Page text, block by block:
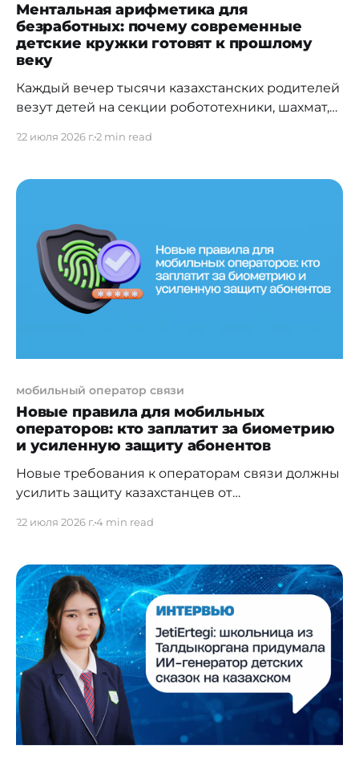
Ментальная арифметика для
безработных: почему современные
детские кружки готовят к прошлому
веку
Каждый вечер тысячи казахстанских родителей
везут детей на секции робототехники, шахмат,
Мы убеждаем себя, что инвестируем в будущее,
инфляция в стране съедает реальные доходы
ничтожные 0,1% (согласно официальному
бюллетеню Бюро национальной
22 июля 2026 г.2 min read
мобильный оператор связи
Новые правила для мобильных
операторов: кто заплатит за биометрию
и усиленную защиту абонентов
Новые требования к операторам связи должны
усилить защиту казахстанцев от
биометрическую идентификацию,
обмениваться данными с Антифрод-центром
Национального банка, перестраивать
процедуру подключения дополнительных услуг
и адаптировать внутренние системы к новым
правилам. Для абонентов эти изменения
означают дополнительную защиту и
22 июля 2026 г.4 min read